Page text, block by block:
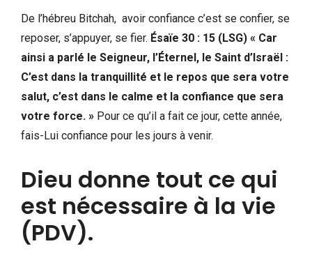
De l’hébreu Bitchah, avoir confiance c’est se confier, se
reposer, s’appuyer, se fier. Ésaïe 30 : 15 (LSG) « Car
ainsi a parlé le Seigneur, l’Éternel, le Saint d’Israël :
C’est dans la tranquillité et le repos que sera votre
salut, c’est dans le calme et la confiance que sera
votre force. » Pour ce qu’il a fait ce jour, cette année,
fais-Lui confiance pour les jours à venir.
Dieu donne tout ce qui
est nécessaire à la vie
(PDV).